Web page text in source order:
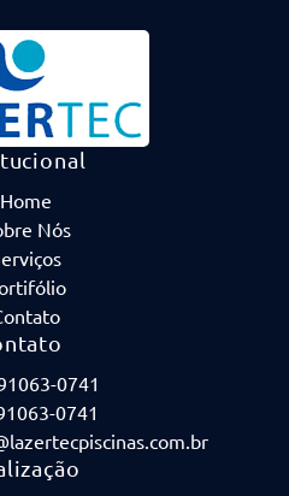
Home
Nós
0741
0741